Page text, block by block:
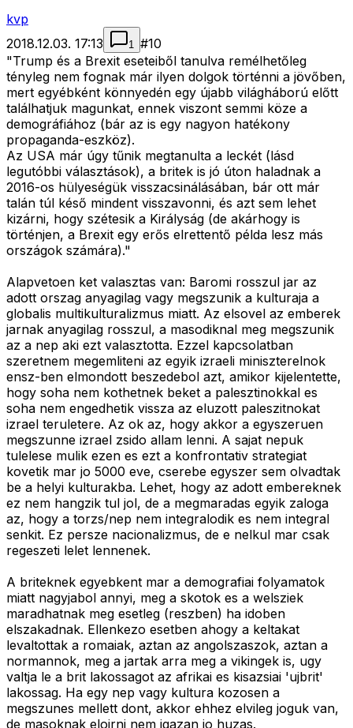
kvp
2018.12.03. 17:13
1 #10
"Trump és a Brexit eseteiből tanulva remélhetőleg
tényleg nem fognak már ilyen dolgok történni a jövőben,
mert egyébként könnyedén egy újabb világháború előtt
találhatjuk magunkat, ennek viszont semmi köze a
demográfiához (bár az is egy nagyon hatékony
propaganda-eszköz).
Az USA már úgy tűnik megtanulta a leckét (lásd
legutóbbi választások), a britek is jó úton haladnak a
2016-os hülyeségük visszacsinálásában, bár ott már
talán túl késő mindent visszavonni, és azt sem lehet
kizárni, hogy szétesik a Királyság (de akárhogy is
történjen, a Brexit egy erős elrettentő példa lesz más
országok számára)."
Alapvetoen ket valasztas van: Baromi rosszul jar az
adott orszag anyagilag vagy megszunik a kulturaja a
globalis multikulturalizmus miatt. Az elsovel az emberek
jarnak anyagilag rosszul, a masodiknal meg megszunik
az a nep aki ezt valasztotta. Ezzel kapcsolatban
szeretnem megemliteni az egyik izraeli miniszterelnok
ensz-ben elmondott beszedebol azt, amikor kijelentette,
hogy soha nem kothetnek beket a palesztinokkal es
soha nem engedhetik vissza az eluzott paleszitnokat
izrael teruletere. Az ok az, hogy akkor a egyszeruen
megszunne izrael zsido allam lenni. A sajat nepuk
tulelese mulik ezen es ezt a konfrontativ strategiat
kovetik mar jo 5000 eve, cserebe egyszer sem olvadtak
be a helyi kulturakba. Lehet, hogy az adott embereknek
ez nem hangzik tul jol, de a megmaradas egyik zaloga
az, hogy a torzs/nep nem integralodik es nem integral
senkit. Ez persze nacionalizmus, de e nelkul mar csak
regeszeti lelet lennenek.
A briteknek egyebkent mar a demografiai folyamatok
miatt nagyjabol annyi, meg a skotok es a welsziek
maradhatnak meg esetleg (reszben) ha idoben
elszakadnak. Ellenkezo esetben ahogy a keltakat
levaltottak a romaiak, aztan az angolszaszok, aztan a
normannok, meg a jartak arra meg a vikingek is, ugy
valtja le a brit lakossagot az afrikai es kisazsiai 'ujbrit'
lakossag. Ha egy nep vagy kultura kozosen a
megszunes mellett dont, akkor ehhez elvileg joguk van,
de masoknak eloirni nem igazan jo huzas.